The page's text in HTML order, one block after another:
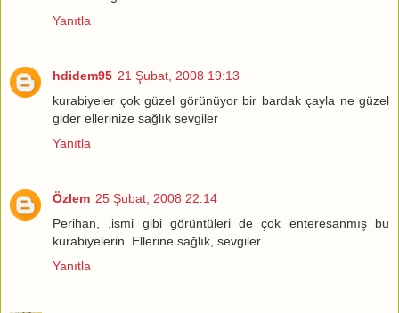
Yanıtla
hdidem95 21 Şubat, 2008 19:13
kurabiyeler çok güzel görünüyor bir bardak çayla ne güzel
gider ellerinize sağlık sevgiler
Yanıtla
Özlem 25 Şubat, 2008 22:14
Perihan, ,ismi gibi görüntüleri de çok enteresanmış bu
kurabiyelerin. Ellerine sağlık, sevgiler.
Yanıtla